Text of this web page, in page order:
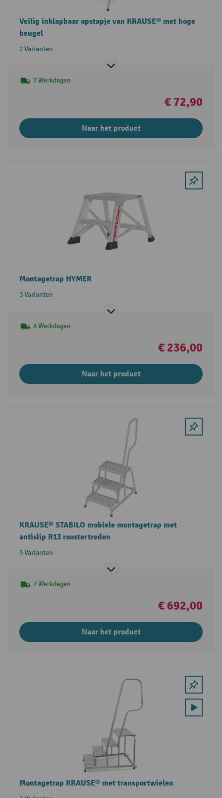
Veilig inklapbaar opstapje van KRAUSE® met hoge
beugel
2 Varianten
7 Werkdagen
€ 72,90
Naar het product
Montagetrap HYMER
3 Varianten
8 Werkdagen
€ 236,00
Naar het product
KRAUSE® STABILO mobiele montagetrap met
antislip R13 roostertreden
3 Varianten
7 Werkdagen
€ 692,00
Naar het product
Montagetrap KRAUSE® met transportwielen